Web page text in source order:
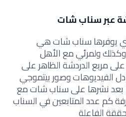
عبر سناب شات
يوفرها سناب شات هي
ولمرئي مع الأهل
مربع الدردشة الظاهر على
الفيديوهات وصور بيتموجي
بعد نشرها على سناب شات مع
كم عدد المتابعين في السناب
الفاعلة